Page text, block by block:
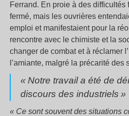
Ferrand. En proie à des difficultés
fermé, mais les ouvrières
emploi et manifestaient pour la
rencontre avec le chimiste et la
changer de combat et à réclamer
l’amiante, malgré la précarité des
« Notre travail a été de
discours des industriels »
« Ce sont souvent des situations